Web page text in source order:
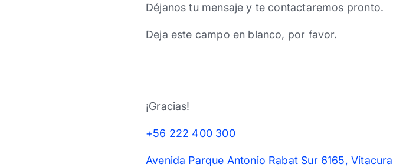
Déjanos tu mensaje y te contactaremos pronto.
Deja este campo en blanco, por favor.
¡Gracias!
+56 222 400 300
Avenida Parque Antonio Rabat Sur 6165,